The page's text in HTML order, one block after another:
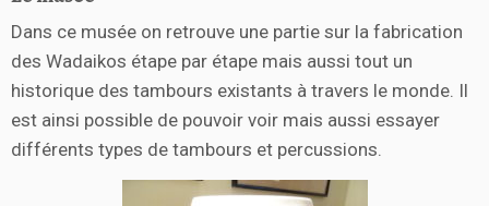
Dans ce musée on retrouve une partie sur la fabrication
des Wadaikos étape par étape mais aussi tout un
historique des tambours existants à travers le monde. Il
est ainsi possible de pouvoir voir mais aussi essayer
différents types de tambours et percussions.